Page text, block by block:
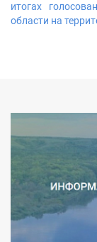
итогах
области на